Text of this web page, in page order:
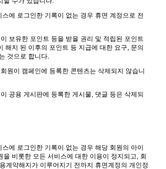
에 로그인한 기록이 없는 경우 휴면 계정으로 전
보유한 포인트 등을 받을 권리 및 적립된 포인트
해지 된 이후의 포인트 등 지급에 대한 요구, 문의
것으로 합니다.
원이 캠페인에 등록한 콘텐츠는 삭제되지 않습니
공용 게시판에 등록한 게시물, 댓글 등은 삭제되
에 로그인한 기록이 없는 경우 해당 회원의 아이
을 비롯한 모든 서비스에 대한 이용이 정지되고, 회
계약해지가 이루어지기 전까지 휴면계정의 개인정